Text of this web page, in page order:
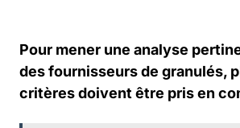
Pour mener une analyse
des fournisseurs de granulés,
critères doivent être pris en